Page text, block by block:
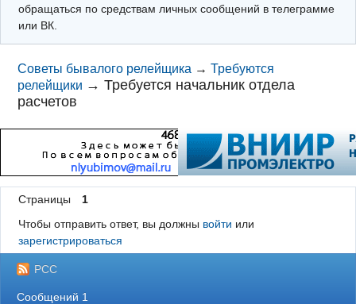
обращаться по средствам личных сообщений в телеграмме
или ВК.
Советы бывалого релейщика →Требуются
релейщики →Требуется начальник отдела
расчетов
Страницы
1
Чтобы отправить ответ, вы должны войти или
зарегистрироваться
РСС
Сообщений 1